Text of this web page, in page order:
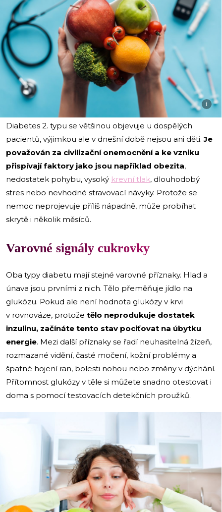
i
Diabetes 2. typu se většinou objevuje u dospělých
pacientů, výjimkou ale v dnešní době nejsou ani děti. Je
považován za civilizační onemocnění a ke vzniku
přispívají faktory jako jsou například obezita,
nedostatek pohybu, vysoký krevní tlak, dlouhodobý
stres nebo nevhodné stravovací návyky. Protože se
nemoc neprojevuje příliš nápadně, může probíhat
skrytě i několik měsíců.
Varovné signály cukrovky
Oba typy diabetu mají stejné varovné příznaky. Hlad a
únava jsou prvními z nich. Tělo přeměňuje jídlo na
glukózu. Pokud ale není hodnota glukózy v krvi
v rovnováze, protože tělo neprodukuje dostatek
inzulinu, začínáte tento stav pociťovat na úbytku
energie. Mezi další příznaky se řadí neuhasitelná žízeň,
rozmazané vidění, časté močení, kožní problémy a
špatné hojení ran, bolesti nohou nebo změny v dýchání.
Přítomnost glukózy v těle si můžete snadno otestovat i
doma s pomocí testovacích detekčních proužků.